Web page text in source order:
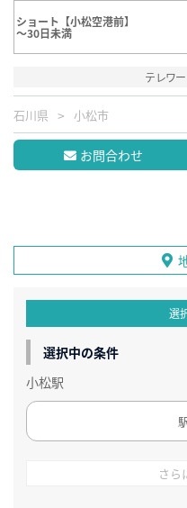
ショート【小松空港前】
～30日未満
テレワ
石川県 小松市
お問合わせ
選
選択中の条件
小松駅
さら